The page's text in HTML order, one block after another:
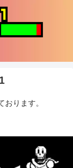
ります。